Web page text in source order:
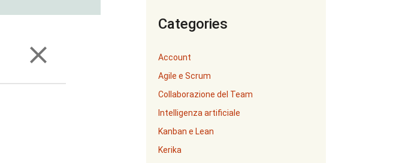
Categories
Account
Agile e Scrum
Collaborazione del Team
Intelligenza artificiale
Kanban e Lean
Kerika